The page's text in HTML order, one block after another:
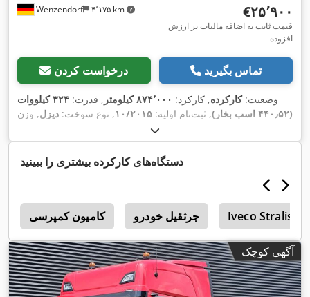
Wenzendorf ۴٬۱۷۵ km ‎€۲۵٬۹۰۰
قیمت ثابت به اضافه مالیات بر ارزش
افزوده
درخواست کردن تماس بگیرید
وضعیت:کارکرده, کارکرد: ۸۷۴٬۰۰۰ کیلومتر , قدرت:
۳۲۴ کیلووات
(۴۴۰٫۵۲ اسب بخار)
, ثبت‌نام اولیه: ۱۰/۲۰۱۵, نوع سوخت: دیزل, وزن
, پیکربندی محور:
سفید, نوع چرخ‌دنده:خودکار, کلاس انتشار:یورو ۶ , حجم فضای
, سال ساخت: ۲۰۱۵ , تجهیزات:
اِی‌بی‌اِس‎,
بخاری پارکینگ, برنامه پایداری الکترونیکی (ESP), تهویه مطبوع,
دستگاه‌های کارکرده بیشتری را ببینید
کامیون کمپرسی جرثقيل خودرو Iveco Stralis
آگهی کوچک